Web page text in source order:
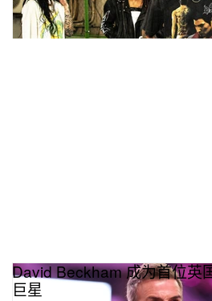
David Beckham 成为首位英
巨星